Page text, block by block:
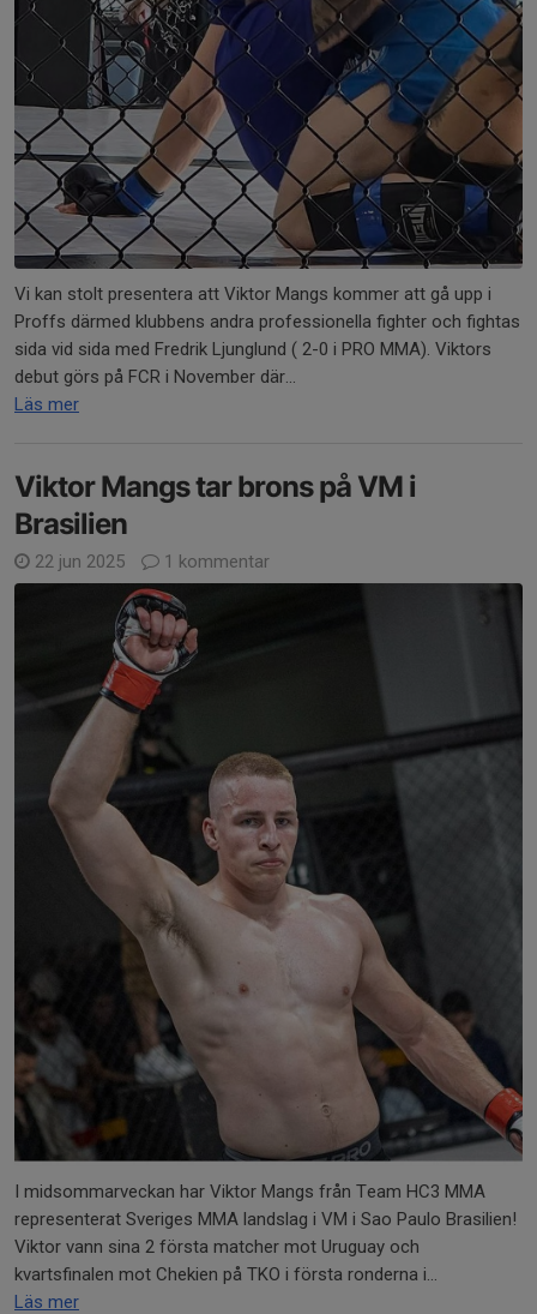
Vi kan stolt presentera att Viktor Mangs kommer att gå upp i
Proffs därmed klubbens andra professionella fighter och fightas
sida vid sida med Fredrik Ljunglund ( 2-0 i PRO MMA). Viktors
debut görs på FCR i November där...
Läs mer
Viktor Mangs tar brons på VM i
Brasilien
22 jun 2025 1 kommentar
I midsommarveckan har Viktor Mangs från Team HC3 MMA
representerat Sveriges MMA landslag i VM i Sao Paulo Brasilien!
Viktor vann sina 2 första matcher mot Uruguay och
kvartsfinalen mot Chekien på TKO i första ronderna i...
Läs mer